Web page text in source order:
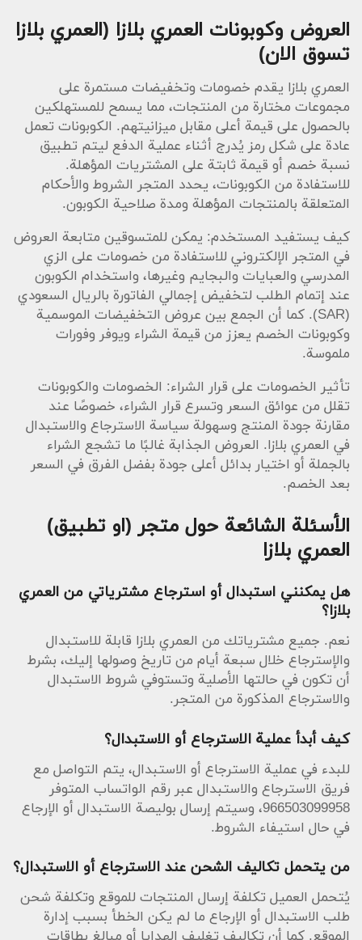
العروض وكوبونات العمري بلازا (العمري بلازا
تسوق الان)
العمري بلازا يقدم خصومات وتخفيضات مستمرة على
مجموعات مختارة من المنتجات، مما يسمح للمستهلكين
بالحصول على قيمة أعلى مقابل ميزانيتهم. الكوبونات تعمل
عادة على شكل رمز يُدرج أثناء عملية الدفع ليتم تطبيق
نسبة خصم أو قيمة ثابتة على المشتريات المؤهلة.
للاستفادة من الكوبونات، يحدد المتجر الشروط والأحكام
المتعلقة بالمنتجات المؤهلة ومدة صلاحية الكوبون.
كيف يستفيد المستخدم: يمكن للمتسوقين متابعة العروض
في المتجر الإلكتروني للاستفادة من خصومات على الزي
المدرسي والعبايات والبجايم وغيرها، واستخدام الكوبون
عند إتمام الطلب لتخفيض إجمالي الفاتورة بالريال السعودي
(SAR). كما أن الجمع بين عروض التخفيضات الموسمية
وكوبونات الخصم يعزز من قيمة الشراء ويوفر وفورات
ملموسة.
تأثير الخصومات على قرار الشراء: الخصومات والكوبونات
تقلل من عوائق السعر وتسرع قرار الشراء، خصوصًا عند
مقارنة جودة المنتج وسهولة سياسة الاسترجاع والاستبدال
في العمري بلازا. العروض الجذابة غالبًا ما تشجع الشراء
بالجملة أو اختيار بدائل أعلى جودة بفضل الفرق في السعر
بعد الخصم.
الأسئلة الشائعة حول متجر (او تطبيق)
العمري بلازا
هل يمكنني استبدال أو استرجاع مشترياتي من العمري
بلازا؟
نعم. جميع مشترياتك من العمري بلازا قابلة للاستبدال
والإسترجاع خلال سبعة أيام من تاريخ وصولها إليك، بشرط
أن تكون في حالتها الأصلية وتستوفي شروط الاستبدال
والاسترجاع المذكورة من المتجر.
كيف أبدأ عملية الاسترجاع أو الاستبدال؟
للبدء في عملية الاسترجاع أو الاستبدال، يتم التواصل مع
فريق الاسترجاع والاستبدال عبر رقم الواتساب المتوفر
966503099958، وسيتم إرسال بوليصة الاستبدال أو الإرجاع
في حال استيفاء الشروط.
من يتحمل تكاليف الشحن عند الاسترجاع أو الاستبدال؟
يُتحمل العميل تكلفة إرسال المنتجات للموقع وتكلفة شحن
طلب الاستبدال أو الإرجاع ما لم يكن الخطأ بسبب إدارة